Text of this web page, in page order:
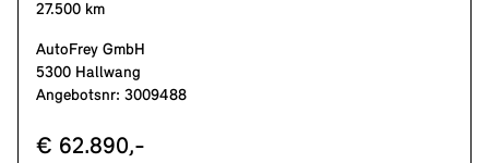
27.500 km
AutoFrey GmbH
5300 Hallwang
Angebotsnr: 3009488
€ 62.890,-